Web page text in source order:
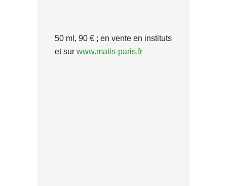
50 ml, 90 € ; en vente en instituts
et sur www.matis-paris.fr